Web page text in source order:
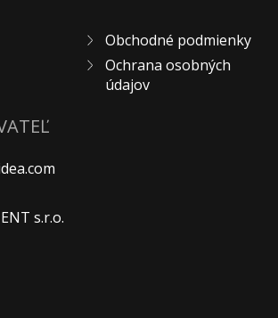
Obchodné podmienky
Ochrana osobných
údajov
s.r.o.